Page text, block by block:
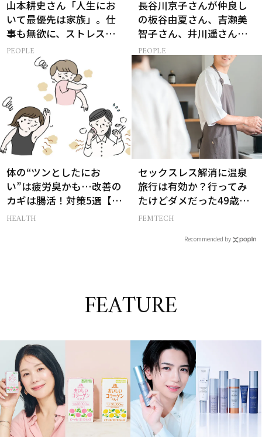
山本耕史さん「人生にお
いて最優先は家族」。仕
事も無欲に、ストレスを
溜めない生き方
PEOPLE
長谷川京子さんが仲良し
の板谷由夏さん、吉瀬美
智子さん、井川遥さんと
集まる理由は…
PEOPLE
体の“ツンとしたにお
い”は疲労臭かも…改善の
カギは腸活！対策5選【医
師監修】
HEALTH
セックスレス解消に温泉
旅行は有効か？行ってみ
たけどダメだった49歳妻
の「思わぬ収穫」
FEMTECH
Recommended by
FEATURE